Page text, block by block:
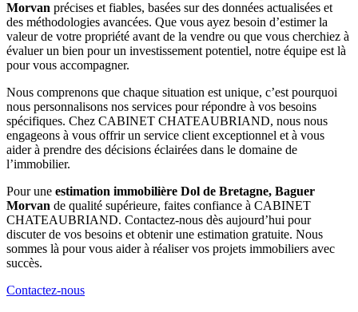
Morvan précises et fiables, basées sur des données actualisées et
des méthodologies avancées. Que vous ayez besoin d’estimer la
valeur de votre propriété avant de la vendre ou que vous cherchiez à
évaluer un bien pour un investissement potentiel, notre équipe est là
pour vous accompagner.
Nous comprenons que chaque situation est unique, c’est pourquoi
nous personnalisons nos services pour répondre à vos besoins
spécifiques. Chez CABINET CHATEAUBRIAND, nous nous
engageons à vous offrir un service client exceptionnel et à vous
aider à prendre des décisions éclairées dans le domaine de
l’immobilier.
Pour une estimation immobilière Dol de Bretagne, Baguer
Morvan de qualité supérieure, faites confiance à CABINET
CHATEAUBRIAND. Contactez-nous dès aujourd’hui pour
discuter de vos besoins et obtenir une estimation gratuite. Nous
sommes là pour vous aider à réaliser vos projets immobiliers avec
succès.
Contactez-nous